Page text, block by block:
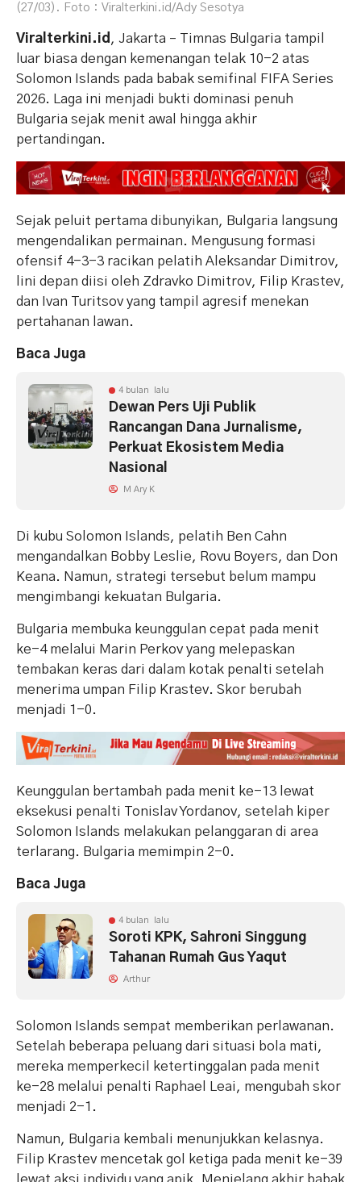
(27/03). Foto : Viralterkini.id/Ady Sesotya
Viralterkini.id , Jakarta – Timnas Bulgaria tampil
luar biasa dengan kemenangan telak 10-2 atas
Solomon Islands pada babak semifinal FIFA Series
2026. Laga ini menjadi bukti dominasi penuh
Bulgaria sejak menit awal hingga akhir
pertandingan.
Sejak peluit pertama dibunyikan, Bulgaria langsung
mengendalikan permainan. Mengusung formasi
ofensif 4-3-3 racikan pelatih Aleksandar Dimitrov,
lini depan diisi oleh Zdravko Dimitrov, Filip Krastev,
dan Ivan Turitsov yang tampil agresif menekan
pertahanan lawan.
Baca Juga
4 bulan lalu
Dewan Pers Uji Publik
Rancangan Dana Jurnalisme,
Perkuat Ekosistem Media
Nasional
M Ary K
Di kubu Solomon Islands, pelatih Ben Cahn
mengandalkan Bobby Leslie, Rovu Boyers, dan Don
Keana. Namun, strategi tersebut belum mampu
mengimbangi kekuatan Bulgaria.
Bulgaria membuka keunggulan cepat pada menit
ke-4 melalui Marin Perkov yang melepaskan
tembakan keras dari dalam kotak penalti setelah
menerima umpan Filip Krastev. Skor berubah
menjadi 1-0.
Keunggulan bertambah pada menit ke-13 lewat
eksekusi penalti Tonislav Yordanov, setelah kiper
Solomon Islands melakukan pelanggaran di area
terlarang. Bulgaria memimpin 2-0.
Baca Juga
4 bulan lalu
Soroti KPK, Sahroni Singgung
Tahanan Rumah Gus Yaqut
Arthur
Solomon Islands sempat memberikan perlawanan.
Setelah beberapa peluang dari situasi bola mati,
mereka memperkecil ketertinggalan pada menit
ke-28 melalui penalti Raphael Leai, mengubah skor
menjadi 2-1.
Namun, Bulgaria kembali menunjukkan kelasnya.
Filip Krastev mencetak gol ketiga pada menit ke-39
lewat aksi individu yang apik. Menjelang akhir babak